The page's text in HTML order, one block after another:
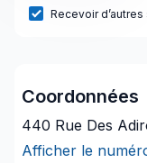
Recevoir
Coordonnées
440 Rue Des
Afficher le